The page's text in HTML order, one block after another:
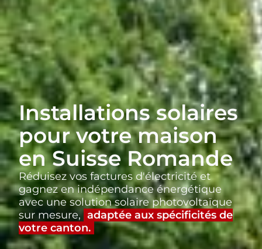
Installations solaires
pour votre maison
en Suisse Romande
Réduisez vos factures d'électricité et
gagnez en indépendance énergétique
avec une solution solaire photovoltaïque
sur mesure, adaptée aux spécificités de
votre canton.